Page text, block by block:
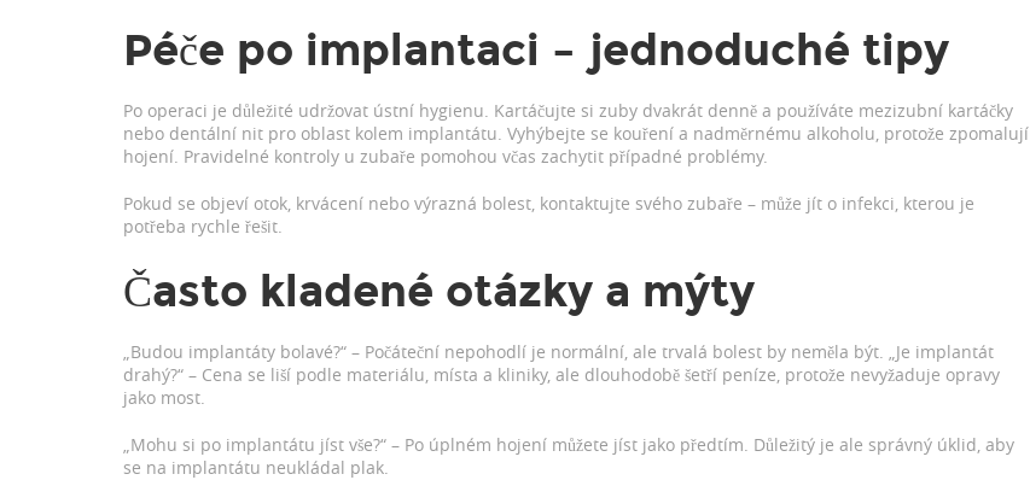
Péče po implantaci – jednoduché tipy
Po operaci je důležité udržovat ústní hygienu. Kartáčujte si zuby dvakrát denně a používáte mezizubní kartáčky
nebo dentální nit pro oblast kolem implantátu. Vyhýbejte se kouření a nadměrnému alkoholu, protože zpomalují
hojení. Pravidelné kontroly u zubaře pomohou včas zachytit případné problémy.
Pokud se objeví otok, krvácení nebo výrazná bolest, kontaktujte svého zubaře – může jít o infekci, kterou je
potřeba rychle řešit.
Často kladené otázky a mýty
„Budou implantáty bolavé?“ – Počáteční nepohodlí je normální, ale trvalá bolest by neměla být. „Je implantát
drahý?“ – Cena se liší podle materiálu, místa a kliniky, ale dlouhodobě šetří peníze, protože nevyžaduje opravy
jako most.
„Mohu si po implantátu jíst vše?“ – Po úplném hojení můžete jíst jako předtím. Důležitý je ale správný úklid, aby
se na implantátu neukládal plak.